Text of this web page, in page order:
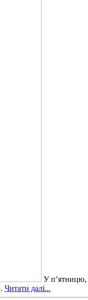
У п’ятницю,
Читати далі...